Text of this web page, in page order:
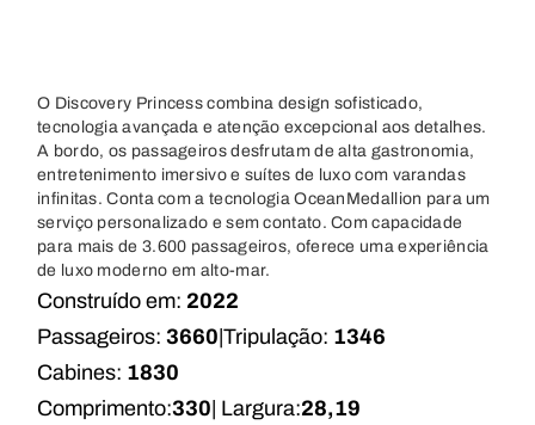
O Discovery Princess combina design sofisticado,
tecnologia avançada e atenção excepcional aos detalhes.
A bordo, os passageiros desfrutam de alta gastronomia,
entretenimento imersivo e suítes de luxo com varandas
infinitas. Conta com a tecnologia OceanMedallion para um
serviço personalizado e sem contato. Com capacidade
para mais de 3.600 passageiros, oferece uma experiência
de luxo moderno em alto-mar.
Construído em: 2022
Passageiros: 3660 Tripulação: 1346
Cabines: 1830
Comprimento:330 | Largura:28,19